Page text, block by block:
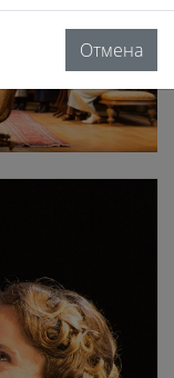
Отмена